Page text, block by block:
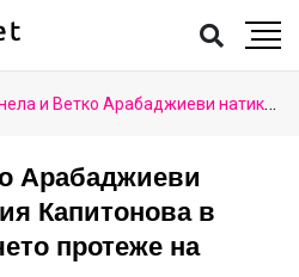
Арабаджиеви натикали Виктория Капитонова в Ергенът (Рускинчето протеже на богаташите)
Арабаджиеви
Капитонова в
протеже на